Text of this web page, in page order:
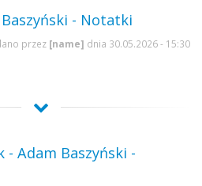
- Notatki
przez [name] dnia 30.05.2026 - 15:30
- Adam Baszyński -